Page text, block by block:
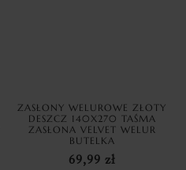
ZASŁONY WELUROWE ZŁOTY
DESZCZ 140X270 TAŚMA
ZASŁONA VELVET WELUR
BUTELKA
69,99 zł